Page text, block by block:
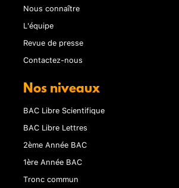
Nous connaître
L'équipe
Revue de presse
Contactez-nous
Nos niveaux
BAC Libre Scientifique
BAC Libre Lettres
2ème Année BAC
1ère Année BAC
Tronc commun